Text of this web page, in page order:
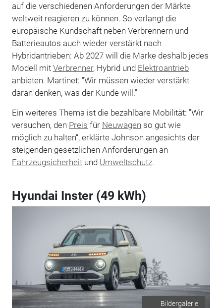
auf die verschiedenen Anforderungen der Märkte
weltweit reagieren zu können. So verlangt die
europäische Kundschaft neben Verbrennern und
Batterieautos auch wieder verstärkt nach
Hybridantrieben: Ab 2027 will die Marke deshalb jedes
Modell mit Verbrenner, Hybrid und Elektroantrieb
anbieten. Martinet: "Wir müssen wieder verstärkt
daran denken, was der Kunde will."
Ein weiteres Thema ist die bezahlbare Mobilität: "Wir
versuchen, den Preis für Neuwagen so gut wie
möglich zu halten“, erklärte Johnson angesichts der
steigenden gesetzlichen Anforderungen an
Fahrzeugsicherheitund Umweltschutz.
Hyundai Inster (49 kWh)
Bildergalerie